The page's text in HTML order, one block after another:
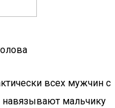
всех мужчин с
навязывают мальчику